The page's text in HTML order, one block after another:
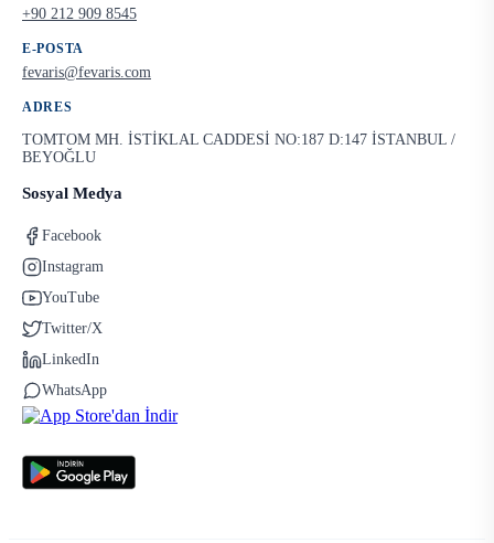
+90 212 909 8545
E-POSTA
fevaris@fevaris.com
ADRES
TOMTOM MH. İSTİKLAL CADDESİ NO:187 D:147 İSTANBUL /
BEYOĞLU
Sosyal Medya
Facebook
Instagram
YouTube
Twitter/X
LinkedIn
WhatsApp